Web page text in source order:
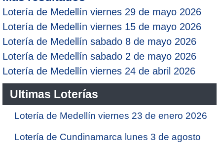
Lotería de Medellín viernes 29 de mayo 2026
Lotería de Medellín viernes 15 de mayo 2026
Lotería de Medellín sabado 8 de mayo 2026
Lotería de Medellín sabado 2 de mayo 2026
Lotería de Medellín viernes 24 de abril 2026
Ultimas Loterías
Lotería de Medellín viernes 23 de enero 2026
Lotería de Cundinamarca lunes 3 de agosto